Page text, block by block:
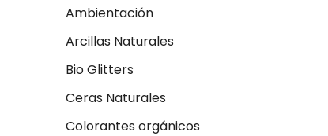
Ambientación
Arcillas Naturales
Bio Glitters
Ceras Naturales
Colorantes orgánicos